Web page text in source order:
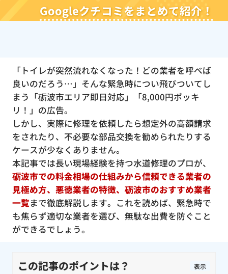
Googleクチコミをまとめて紹介！
「トイレが突然流れなくなった！どの業者を呼べば
良いのだろう…」そんな緊急時につい飛びついてし
まう「砺波市エリア即日対応」「8,000円ポッキ
リ！」の広告。
しかし、実際に修理を依頼したら想定外の高額請求
をされたり、不必要な部品交換を勧められたりする
ケースが少なくありません。
本記事では長い現場経験を持つ水道修理のプロが、
砺波市での料金相場の仕組みから信頼できる業者の
見極め方、悪徳業者の特徴、砺波市のおすすめ業者
一覧まで徹底解説します。これを読めば、緊急時で
も焦らず適切な業者を選び、無駄な出費を防ぐこと
ができるでしょう。
この記事のポイントは？ 表示